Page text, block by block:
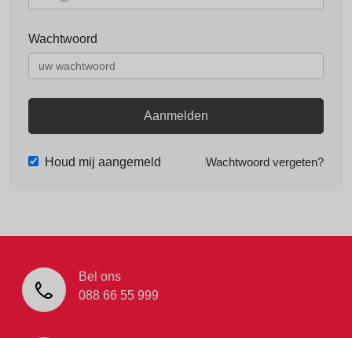
Wachtwoord
Aanmelden
Houd mij aangemeld Wachtwoord vergeten?
Bel ons
088 66 55 999